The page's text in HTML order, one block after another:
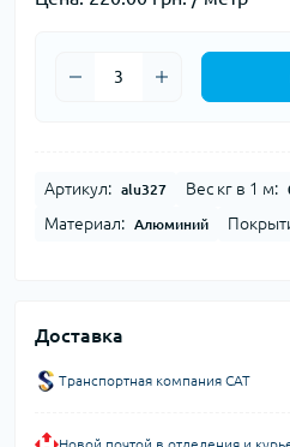
Артикул: alu327 Вес кг в 1 м:
Материал: Алюминий
Доставка
Транспортная компания CAT